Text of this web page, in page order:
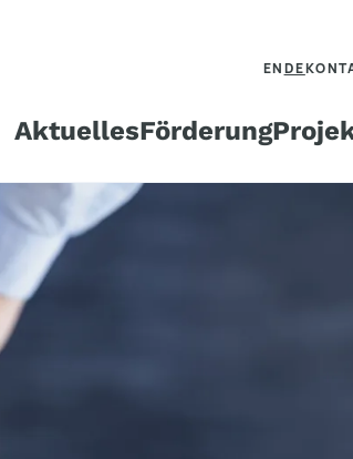
ENDE
AktuellesFörderung